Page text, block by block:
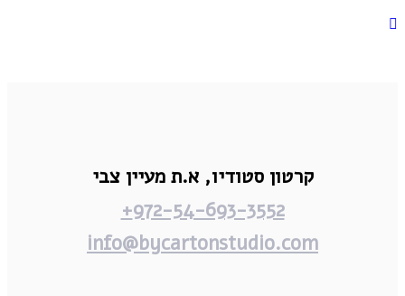
קרטון סטודיו,א.ת מעיין צבי
972-54-693-3552+
info@bycartonstudio.com